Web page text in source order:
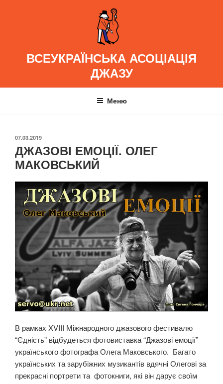
ВСЕУКРАЇНСЬКА АСОЦІАЦІЯ
ДЖАЗУ
Меню
ОПУБЛІКОВАНО
07.03.2019
ДЖАЗОВІ ЕМОЦІЇ. ОЛЕГ
МАКОВСЬКИЙ
В рамках XVIII Міжнародного джазового фестивалю
“Єдність” відбудеться фотовиставка “Джазові емоції”
українського фотографа Олега Маковського. Багато
українських та зарубіжних музикантів вдячні Олегові за
прекрасні портрети та фотокниги, які він дарує своїм